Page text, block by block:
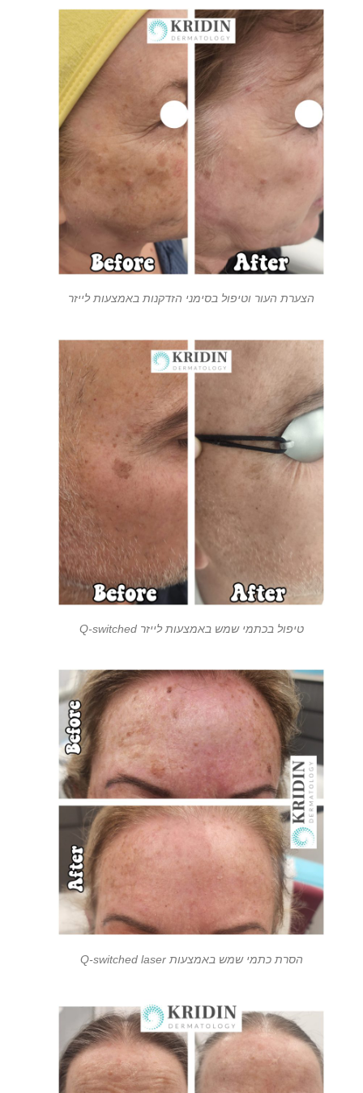
הצערת העור וטיפול בסימני הזדקנות באמצעות לייזר
טיפול בכתמי שמש באמצעות לייזר Q-switched
הסרת כתמי שמש באמצעות Q-switched laser